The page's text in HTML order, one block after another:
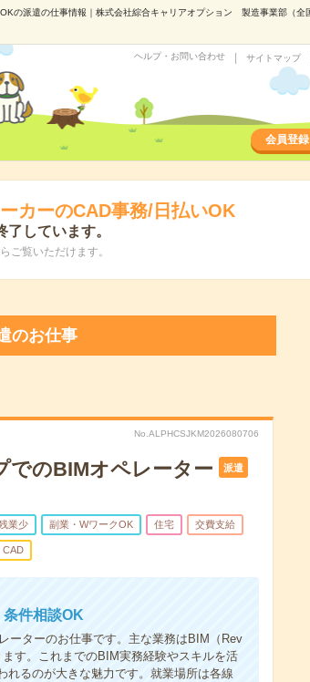
の派遣の仕事情報｜株式会社綜合キャリアオプション 製造事業部（全
ヘルプ・お問い合わせ サイトマップ
会員登録
カーのCAD事務/日払いOK
しています。
ご覧いただけます。
のお仕事
No.ALPHCSJKM2026080706
でのBIMオペレーター 派遣
業少 副業・WワークOK 住宅 交費支給
CAD
件相談OK
ーターのお仕事です。主な業務はBIM（Rev
す。これまでのBIM実務経験やスキルを活
れるのが大きな魅力です。就業場所は各線